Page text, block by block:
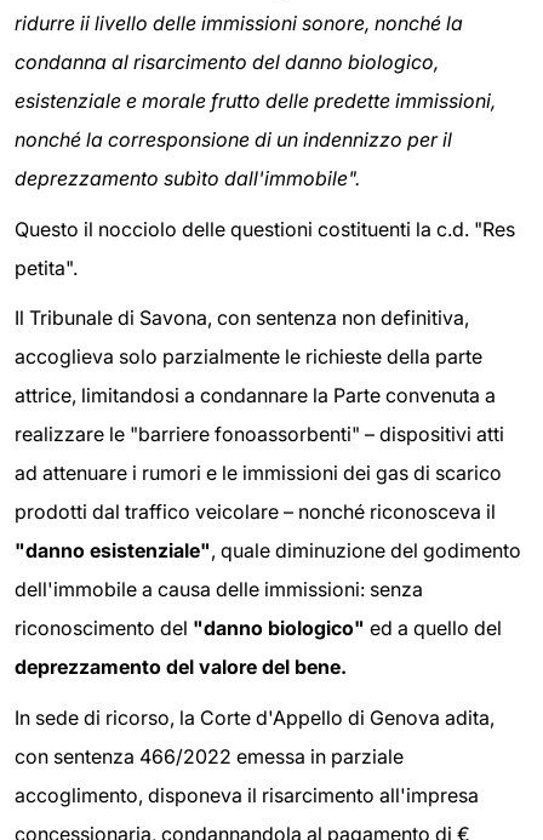
ridurre ii livello delle immissioni sonore, nonché la
condanna al risarcimento del danno biologico,
esistenziale e morale frutto delle predette immissioni,
nonché la corresponsione di un indennizzo per il
deprezzamento subìto dall'immobile".
Questo il nocciolo delle questioni costituenti la c.d. "Res
petita".
Il Tribunale di Savona, con sentenza non definitiva,
accoglieva solo parzialmente le richieste della parte
attrice, limitandosi a condannare la Parte convenuta a
realizzare le "barriere fonoassorbenti" – dispositivi atti
ad attenuare i rumori e le immissioni dei gas di scarico
prodotti dal traffico veicolare – nonché riconosceva il
"danno esistenziale", quale diminuzione del godimento
dell'immobile a causa delle immissioni: senza
riconoscimento del "danno biologico" ed a quello del
deprezzamento del valore del bene.
In sede di ricorso, la Corte d'Appello di Genova adita,
con sentenza 466/2022 emessa in parziale
accoglimento, disponeva il risarcimento all'impresa
concessionaria, condannandola al pagamento di €